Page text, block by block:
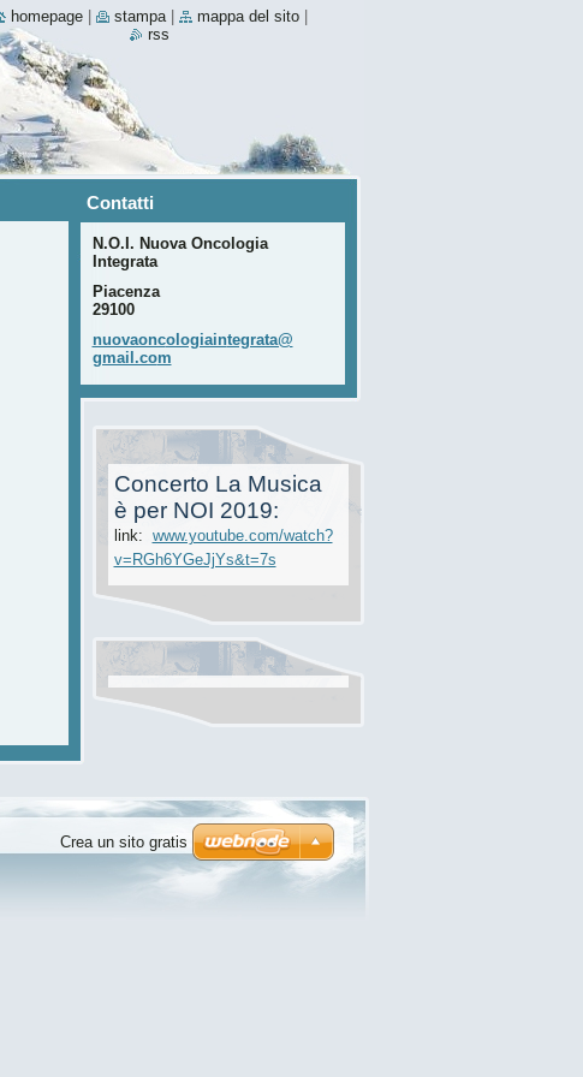
Contatti
N.O.I. Nuova Oncologia
Integrata
Piacenza
29100
nuovaoncologiaintegrata@
gmail.com
Concerto La Musica
è per NOI 2019:
link: www.youtube.com/watch?
v=RGh6YGeJjYs&t=7s
homepage stampa mappa del sito
rss
Crea un sito gratis